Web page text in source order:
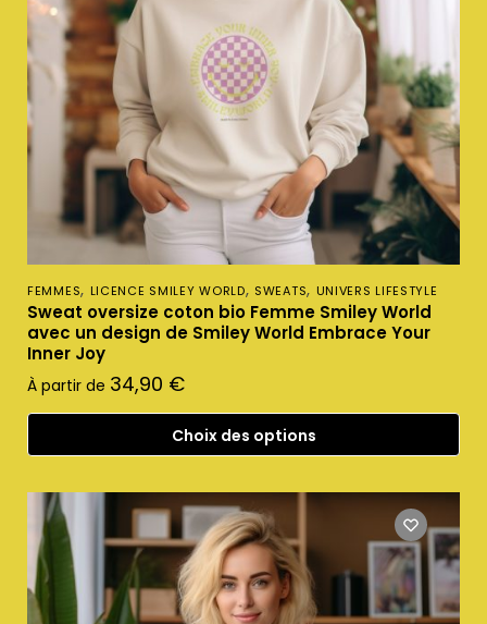
FEMMES, LICENCE SMILEY WORLD, SWEATS, UNIVERS LIFESTYLE
Sweat oversize coton bio Femme Smiley World
avec un design de Smiley World Embrace Your
Inner Joy
À partir de 34,90 €
Choix des options